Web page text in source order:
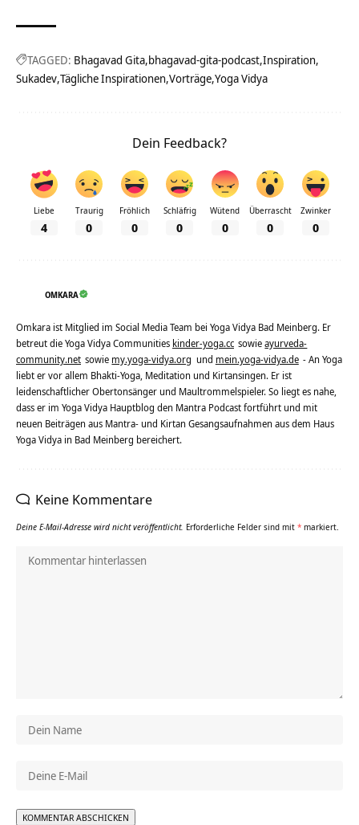
TAGGED: Bhagavad Gita bhagavad-gita-podcast Inspiration
Sukadev Tägliche Inspirationen Vorträge Yoga Vidya
Dein Feedback?
Liebe
4
Traurig
0
Fröhlich
0
Schläfrig
0
Wütend
0
Überrascht
0
Zwinker
0
OMKARA
Omkara ist Mitglied im Social Media Team bei Yoga Vidya Bad Meinberg. Er
betreut die Yoga Vidya Communities kinder-yoga.cc sowieayurveda-
community.net sowie my.yoga-vidya.org und mein.yoga-vidya.de - An Yoga
liebt er vor allem Bhakti-Yoga, Meditation und Kirtansingen. Er ist
leidenschaftlicher Obertonsänger und Maultrommelspieler. So liegt es nahe,
dass er im Yoga Vidya Hauptblog den Mantra Podcast fortführt und mit
neuen Beiträgen aus Mantra- und Kirtan Gesangsaufnahmen aus dem Haus
Yoga Vidya in Bad Meinberg bereichert.
Keine Kommentare
Deine E-Mail-Adresse wird nicht veröffentlicht. Erforderliche Felder sind mit * markiert.